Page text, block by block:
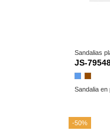
Sandalias
JS-
AzulMarrón
Sandalia en
-50%